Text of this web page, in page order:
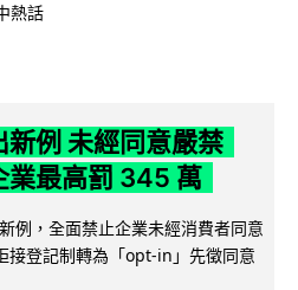
熱話
新例 未經同意嚴禁
最高罰 345 萬
例，全面禁止企業未經消費者同意
登記制轉為「opt-in」先徵同意